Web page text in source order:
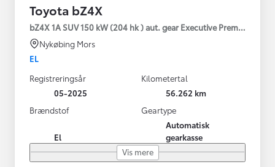
Toyota bZ4X
bZ4X 1A SUV 150 kW (204 hk ) aut. gear Executive Premium
Nykøbing Mors
EL
Registreringsår
05-2025
Kilometertal
56.262 km
Brændstof
El
Geartype
Automatisk
gearkasse
Vis mere